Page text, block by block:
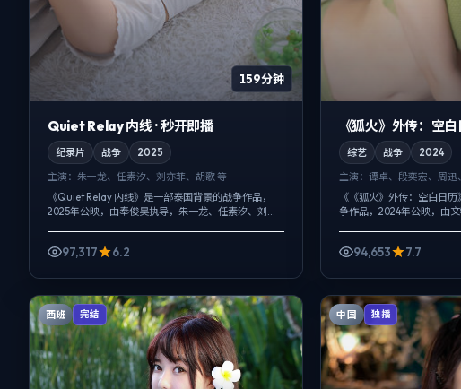
159分钟
Quiet Relay 内线 · 秒开即播
纪录片 战争
2025
主演： 朱一龙、任素汐、刘亦菲、胡歌 等
《Quiet Relay 内线》是一部泰国背景的战争作品，
2025年公映，由奉俊昊执导，朱一龙、任素汐、刘亦
97,317 6.2
《狐火》外传：空
综艺 战争
2024
主演： 谭卓、段奕宏、周迅
《《狐火》外传：空白日
争作品，2024年公映，由
94,653 7.7
西班 完结 中国 独播